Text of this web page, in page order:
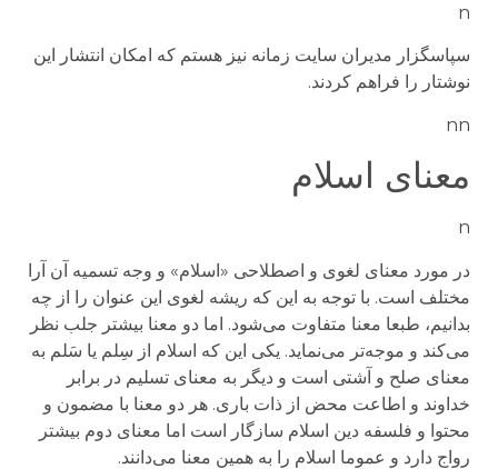
n
سپاسگزار مدیران سایت زمانه نیز هستم که امکان انتشار این
نوشتار را فراهم کردند.
nn
معنای اسلام
n
در مورد معنای لغوی و اصطلاحی «اسلام» و وجه تسمیه آن آرا
مختلف است. با توجه به این که ریشه لغوی این عنوان را از چه
بدانیم، طبعا معنا متفاوت می‌شود. اما دو معنا بیشتر جلب نظر
می‌کند و موجه‌تر می‌نماید. یکی این که اسلام از سِلم یا سَلم به
معنای صلح و آشتی است و دیگر به معنای تسلیم در برابر
خداوند و اطاعت محض از ذات باری. هر دو معنا با مضمون و
محتوا و فلسفه دین اسلام سازگار است اما معنای دوم بیشتر
رواج دارد و عموما اسلام را به همین معنا می‌دانند.